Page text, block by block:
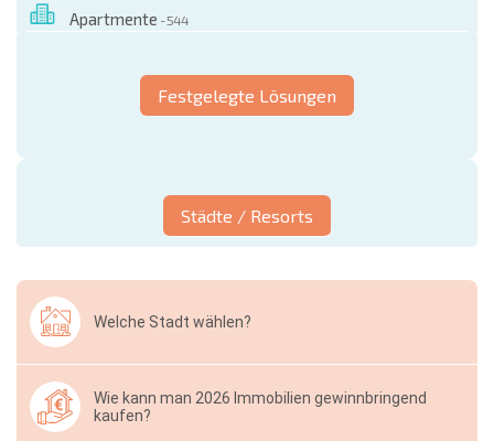
Apartmente - 544
Festgelegte Lösungen
Städte / Resorts
Welche Stadt wählen?
Wie kann man 2026 Immobilien gewinnbringend
kaufen?